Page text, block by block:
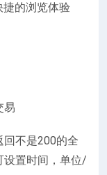
的浏览体验
易
回不是200的全
设置时间，单位/